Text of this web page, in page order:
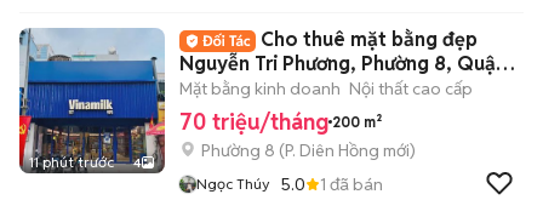
11 phút trước 4
Cho thuê mặt bằng đẹp
Nguyễn Tri Phương, Phường 8, Quận
10. DT: 8x25m
Mặt bằng kinh doanh Nội thất cao cấp
70 triệu/tháng 200 m²
Phường 8 (P. Diên Hồng mới)
Ngọc Thúy 5.0 1 đã bán